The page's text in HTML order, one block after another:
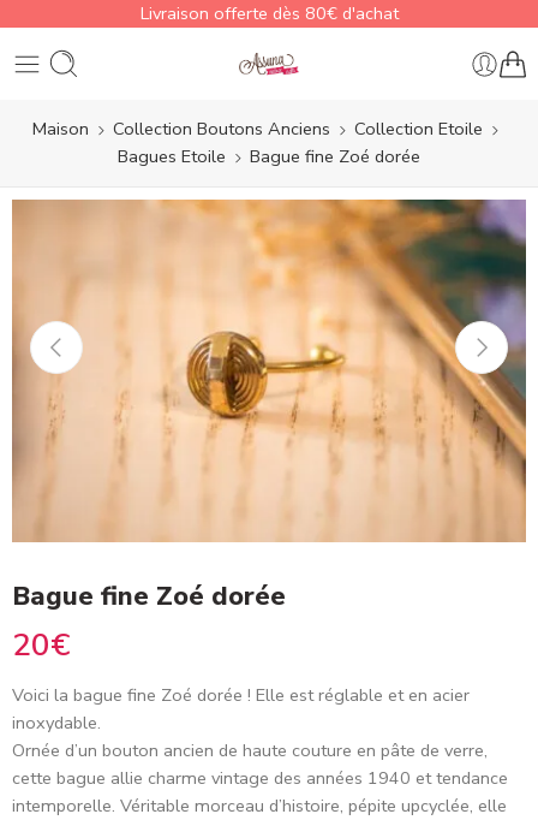
Livraison offerte dès 80€ d'achat
Maison Collection Boutons Anciens
Collection Etoile
Bagues Etoile
Bague fine Zoé dorée
Bague fine Zoé dorée
20€
Voici la bague fine Zoé dorée ! Elle est réglable et en acier
inoxydable.
Ornée d’un bouton ancien de haute couture en pâte de verre,
cette bague allie charme vintage des années 1940 et tendance
intemporelle. Véritable morceau d’histoire, pépite upcyclée, elle